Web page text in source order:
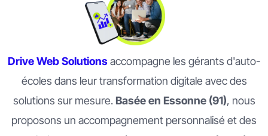
Drive Web Solutionsaccompagne les gérants d'auto-
écoles dans leur transformation digitale avec des
solutions sur mesure.Basée en Essonne (91), nous
proposons un accompagnement personnalisé et des